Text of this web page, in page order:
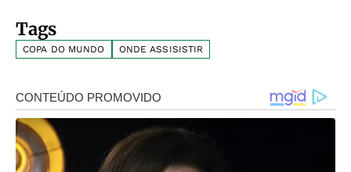
Tags
COPA DO MUNDO ONDE ASSISISTIR